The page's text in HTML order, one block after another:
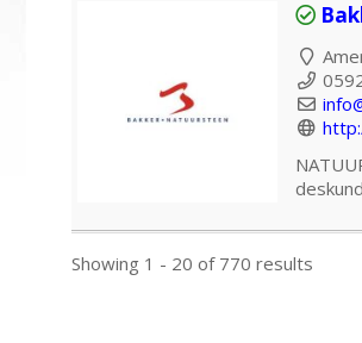
Showing 1 - 20 of 770 results